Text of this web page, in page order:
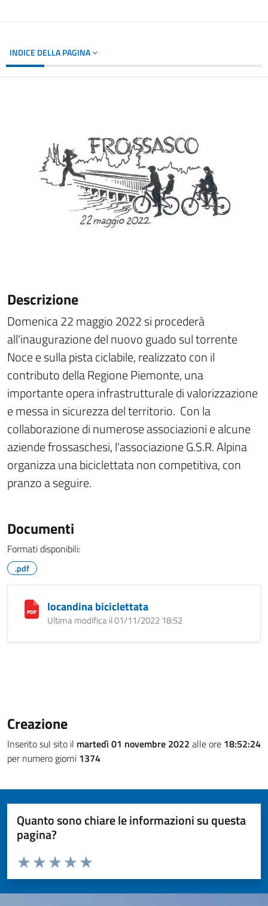
INDICE DELLA PAGINA
Descrizione
Domenica 22 maggio 2022 si procederà
all'inaugurazione del nuovo guado sul torrente
Noce e sulla pista ciclabile, realizzato con il
contributo della Regione Piemonte, una
importante opera infrastrutturale di valorizzazione
e messa in sicurezza del territorio. Con la
collaborazione di numerose associazioni e alcune
aziende frossaschesi, l'associazione G.S.R. Alpina
organizza una biciclettata non competitiva, con
pranzo a seguire.
Documenti
Formati disponibili:
.pdf
locandina biciclettata
Ultima modifica il 01/11/2022 18:52
Creazione
Inserito sul sito il martedì 01 novembre 2022 alle ore 18:52:24
per numero giorni 1374
Quanto sono chiare le informazioni su questa
pagina?
Valuta da 1 a 5 stelle la pagina
Valuta 5 stelle su 5
Valuta 4 stelle su 5
Valuta 3 stelle su 5
Valuta 2 stelle su 5
Valuta 1 stelle su 5